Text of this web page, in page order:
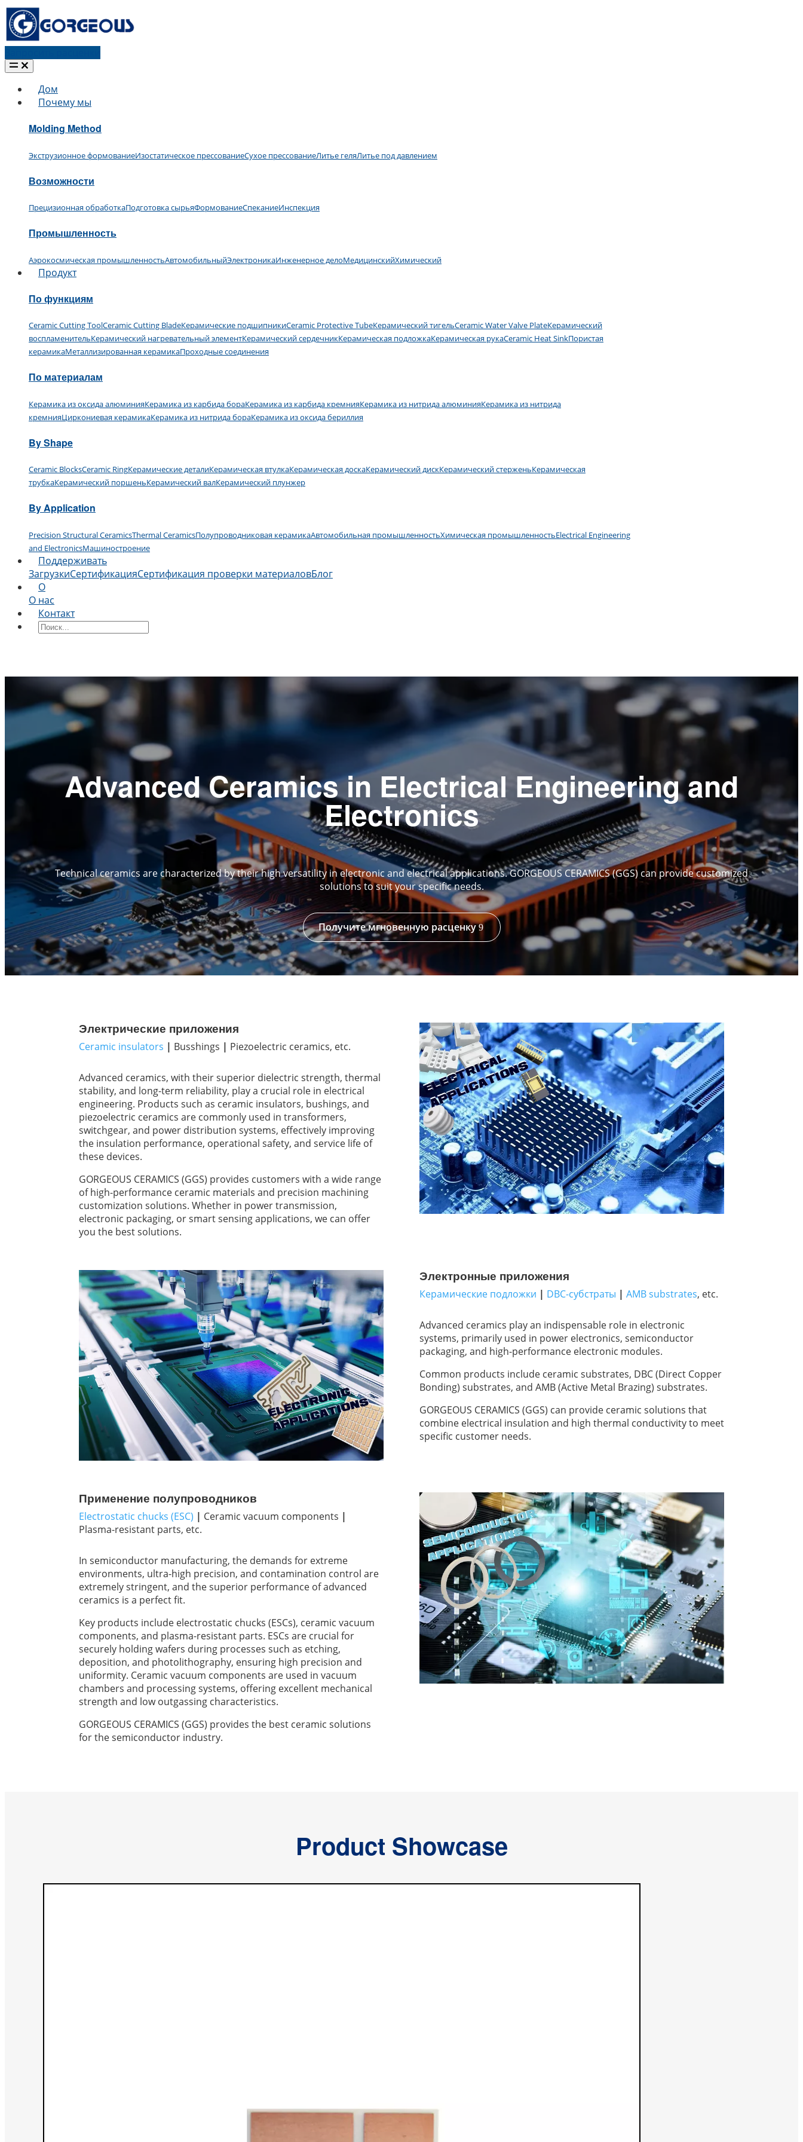
Дом
Почему мы
Molding Method
Экструзионное формованиеИзостатическое прессованиеСухое прессованиеЛитье геляЛитье под давлением
Возможности
Прецизионная обработкаПодготовка сырьяФормованиеСпеканиеИнспекция
Промышленность
Аэрокосмическая промышленностьАвтомобильныйЭлектроникаИнженерное делоМедицинскийХимический
Продукт
По функциям
Ceramic Cutting ToolCeramic Cutting BladeКерамические подшипникиCeramic Protective TubeКерамический тигельCeramic Water Valve PlateКерамический
воспламенительКерамический нагревательный элементКерамический сердечникКерамическая подложкаКерамическая рукаCeramic Heat SinkПористая
керамикаМеталлизированная керамикаПроходные соединения
По материалам
Керамика из оксида алюминияКерамика из карбида бораКерамика из карбида кремнияКерамика из нитрида алюминияКерамика из нитрида
кремнияЦиркониевая керамикаКерамика из нитрида бораКерамика из оксида бериллия
By Shape
Ceramic BlocksCeramic RingКерамические деталиКерамическая втулкаКерамическая доскаКерамический дискКерамический стерженьКерамическая
трубкаКерамический поршеньКерамический валКерамический плунжер
By Application
Precision Structural CeramicsThermal CeramicsПолупроводниковая керамикаАвтомобильная промышленностьХимическая промышленностьElectrical Engineering
and ElectronicsМашиностроение
Поддерживать
ЗагрузкиСертификацияСертификация проверки материаловБлог
О
О нас
Контакт
Advanced Ceramics in Electrical Engineering and
Electronics
Technical ceramics are characterized by their high versatility in electronic and electrical applications. GORGEOUS CERAMICS (GGS) can provide customized
solutions to suit your specific needs.
Получите мгновенную расценку
Электрические приложения
Ceramic insulators | Busshings | Piezoelectric ceramics, etc.
Advanced ceramics, with their superior dielectric strength, thermal
stability, and long-term reliability, play a crucial role in electrical
engineering. Products such as ceramic insulators, bushings, and
piezoelectric ceramics are commonly used in transformers,
switchgear, and power distribution systems, effectively improving
the insulation performance, operational safety, and service life of
these devices.
GORGEOUS CERAMICS (GGS) provides customers with a wide range
of high-performance ceramic materials and precision machining
customization solutions. Whether in power transmission,
electronic packaging, or smart sensing applications, we can offer
you the best solutions.
Электронные приложения
Керамические подложки | DBC-субстраты | AMB substrates, etc.
Advanced ceramics play an indispensable role in electronic
systems, primarily used in power electronics, semiconductor
packaging, and high-performance electronic modules.
Common products include ceramic substrates, DBC (Direct Copper
Bonding) substrates, and AMB (Active Metal Brazing) substrates.
GORGEOUS CERAMICS (GGS) can provide ceramic solutions that
combine electrical insulation and high thermal conductivity to meet
specific customer needs.
Применение полупроводников
Electrostatic chucks (ESC) | Ceramic vacuum components |
Plasma-resistant parts, etc.
In semiconductor manufacturing, the demands for extreme
environments, ultra-high precision, and contamination control are
extremely stringent, and the superior performance of advanced
ceramics is a perfect fit.
Key products include electrostatic chucks (ESCs), ceramic vacuum
components, and plasma-resistant parts. ESCs are crucial for
securely holding wafers during processes such as etching,
deposition, and photolithography, ensuring high precision and
uniformity. Ceramic vacuum components are used in vacuum
chambers and processing systems, offering excellent mechanical
strength and low outgassing characteristics.
GORGEOUS CERAMICS (GGS) provides the best ceramic solutions
for the semiconductor industry.
Product Showcase